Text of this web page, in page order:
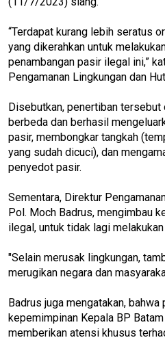
“Terdapat kurang lebih seratus
yang dikerahkan untuk
penambangan pasir ilegal ini,”
Pengamanan Lingkungan dan
Disebutkan, penertiban
berbeda dan berhasil
pasir, membongkar tangkah
yang sudah dicuci), dan
penyedot pasir.
Sementara, Direktur
Pol. Moch Badrus, mengimbau
ilegal, untuk tidak lagi
"Selain merusak lingkungan,
merugikan negara dan
Badrus juga mengatakan, bahwa
kepemimpinan Kepala BP
memberikan atensi khusus